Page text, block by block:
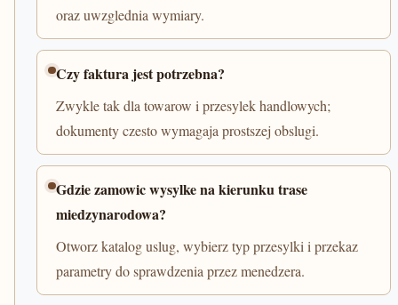
oraz uwzglednia wymiary.
Czy faktura jest potrzebna?
Zwykle tak dla towarow i przesylek handlowych;
dokumenty czesto wymagaja prostszej obslugi.
Gdzie zamowic wysylke na kierunku trase
miedzynarodowa?
Otworz katalog uslug, wybierz typ przesylki i przekaz
parametry do sprawdzenia przez menedzera.